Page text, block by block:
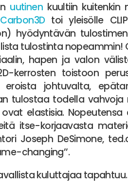
uutinen kuultiin kuitenkin
Carbon3Dtoi yleisölle
hyödyntävän
tulostinta nopeammin!
hapen ja valon
kerrosten toistoon
eroista johtuvalta,
tulostaa todella vahvoja
elastisia.
itse-korjaavasta
Joseph DeSimone,
changing’’.
kuluttajaa tapahtuu.